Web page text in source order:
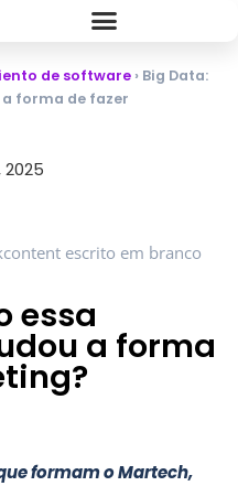
de software › Big Data:
forma de fazer
2025
essa
a forma
formam o Martech,